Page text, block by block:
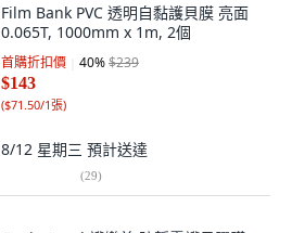
Film Bank PVC 透明自黏護貝膜 亮面
0.065T, 1000mm x 1m, 2個
首購折扣價 40%$239
$143
($71.50/1張)
8/12 星期三 預計送達
(29)